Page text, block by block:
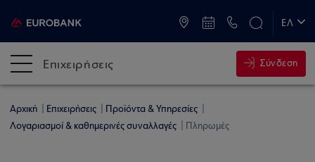
ΕΛ
Επιχειρήσεις Σύνδεση
Αρχική Επιχειρήσεις
Προϊόντα & Υπηρεσίες
Λογαριασμοί & καθημερινές συναλλαγές
Πληρωμές